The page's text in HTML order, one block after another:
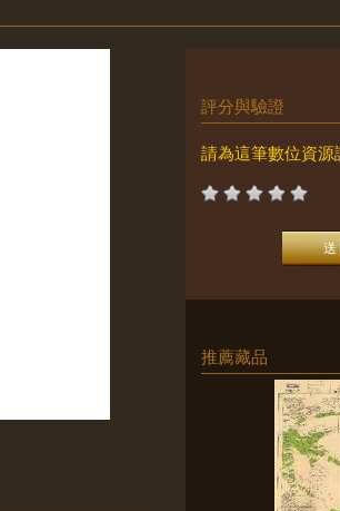
評分與驗證
請為這筆數位資源
推薦藏品